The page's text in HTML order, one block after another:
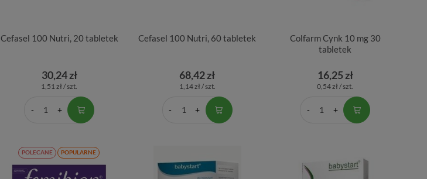
Cefasel 100 Nutri, 20 tabletek
30,24 zł
1,51 zł / szt.
Cefasel 100 Nutri, 60 tabletek
68,42 zł
1,14 zł / szt.
Colfarm Cynk 10 mg 30
tabletek
16,25 zł
0,54 zł / szt.
POLECANE POPULARNE